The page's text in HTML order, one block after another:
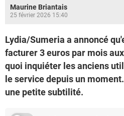
Maurine Briantais
25 février 2026 15:40
Lydia/Sumeria a annoncé
facturer 3 euros par mois
quoi inquiéter les anciens
le service depuis un
une petite subtilité.